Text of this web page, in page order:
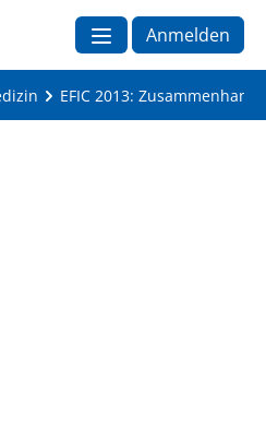
Anmelden
EFIC 2013: